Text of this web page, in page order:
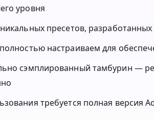
уровня
пресетов,
настраиваем для
сэмплированный тамбурин —
требуется полная версия